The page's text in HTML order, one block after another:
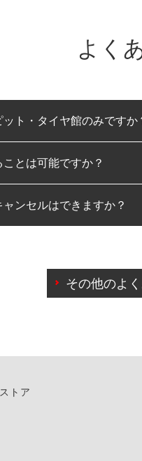
よく
ト・タイヤ館のみですか
みとなります。
とは可能ですか？
可能です。
ンセルはできますか？
によりご予約のキャンセ
その他のよ
トア